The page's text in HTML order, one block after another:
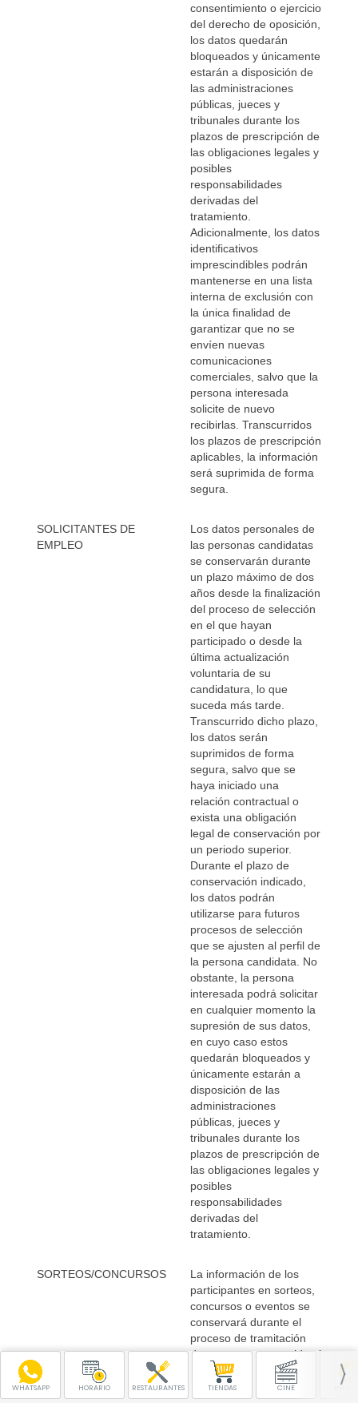
WHATSAPP HORARIO RESTAURANTES TIENDAS CINE
consentimiento o ejercicio
del derecho de oposición,
los datos quedarán
bloqueados y únicamente
estarán a disposición de
las administraciones
públicas, jueces y
tribunales durante los
plazos de prescripción de
las obligaciones legales y
posibles
responsabilidades
derivadas del
tratamiento.
Adicionalmente, los datos
identificativos
imprescindibles podrán
mantenerse en una lista
interna de exclusión con
la única finalidad de
garantizar que no se
envíen nuevas
comunicaciones
comerciales, salvo que la
persona interesada
solicite de nuevo
recibirlas. Transcurridos
los plazos de prescripción
aplicables, la información
será suprimida de forma
segura.
SOLICITANTES DE
EMPLEO
Los datos personales de
las personas candidatas
se conservarán durante
un plazo máximo de dos
años desde la finalización
del proceso de selección
en el que hayan
participado o desde la
última actualización
voluntaria de su
candidatura, lo que
suceda más tarde.
Transcurrido dicho plazo,
los datos serán
suprimidos de forma
segura, salvo que se
haya iniciado una
relación contractual o
exista una obligación
legal de conservación por
un periodo superior.
Durante el plazo de
conservación indicado,
los datos podrán
utilizarse para futuros
procesos de selección
que se ajusten al perfil de
la persona candidata. No
obstante, la persona
interesada podrá solicitar
en cualquier momento la
supresión de sus datos,
en cuyo caso estos
quedarán bloqueados y
únicamente estarán a
disposición de las
administraciones
públicas, jueces y
tribunales durante los
plazos de prescripción de
las obligaciones legales y
posibles
responsabilidades
derivadas del
tratamiento.
SORTEOS/CONCURSOS
La información de los
participantes en sorteos,
concursos o eventos se
conservará durante el
proceso de tramitación
de estos, y transcurrido el
plazo de prescripción de
acciones legales se